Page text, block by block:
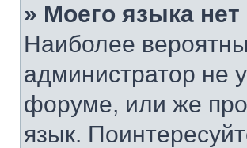
» Моего языка нет
Наиболее
администратор не
форуме, или же
язык.